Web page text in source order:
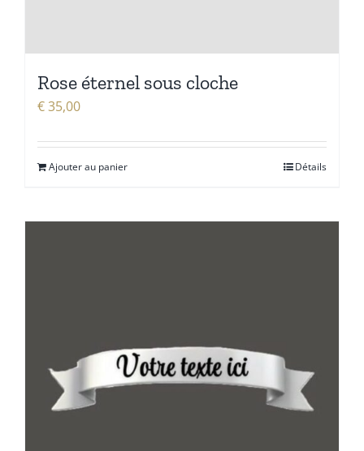
Rose éternel sous cloche
€35,00
Ajouter au panier Détails